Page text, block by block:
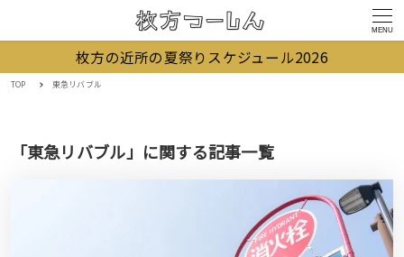
MENU
枚方の近所の夏祭りスケジュール2026
TOP 東急リバブル
「東急リバブル」に関する記事一覧